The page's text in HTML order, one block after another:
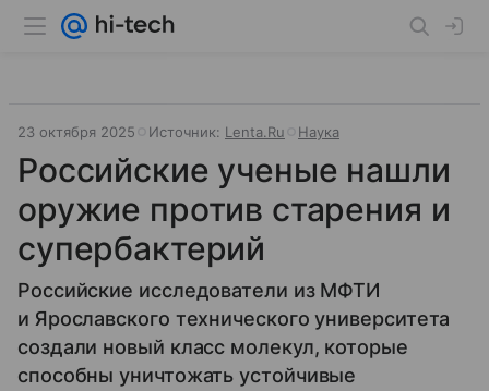
23 октября 2025 Источник: Lenta.Ru Наука
Российские ученые нашли
оружие против старения и
супербактерий
Российские исследователи из МФТИ
и Ярославского технического университета
создали новый класс молекул, которые
способны уничтожать устойчивые